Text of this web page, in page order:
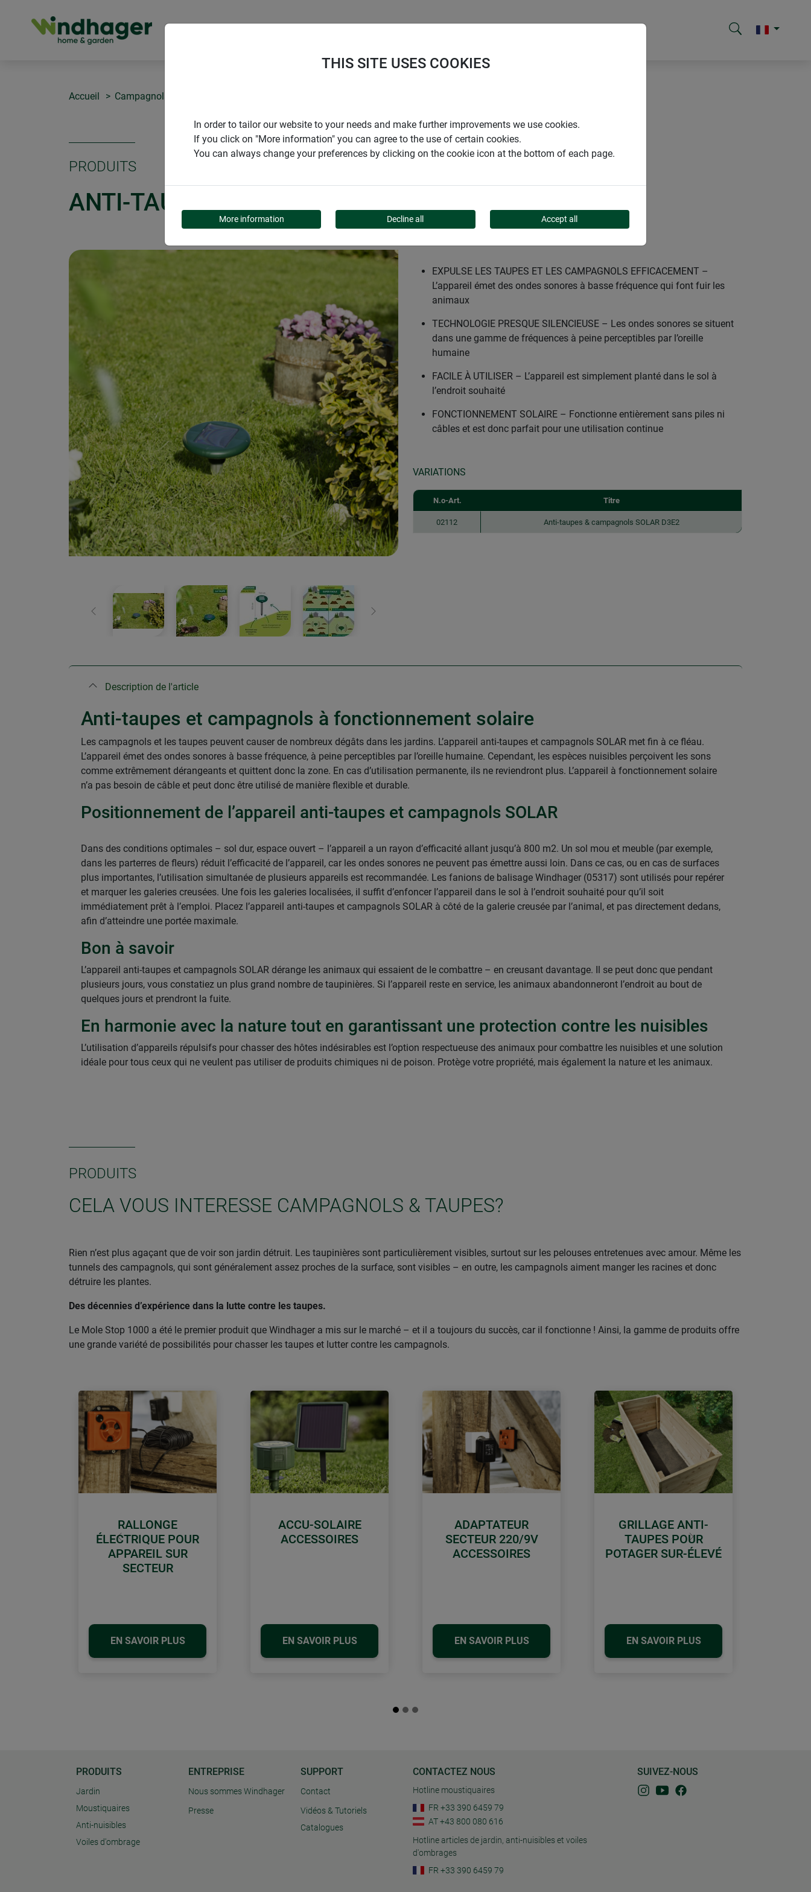
Accueil Campagnols & taupes
PRODUITS
ANTI-TAUPES & CAMPAGNOLS SOLAR
retour Continuer
EXPULSE LES TAUPES ET LES CAMPAGNOLS EFFICACEMENT –
L’appareil émet des ondes sonores à basse fréquence qui font fuir les
animaux
TECHNOLOGIE PRESQUE SILENCIEUSE – Les ondes sonores se situent
dans une gamme de fréquences à peine perceptibles par l’oreille
humaine
FACILE À UTILISER – L’appareil est simplement planté dans le sol à
l’endroit souhaité
FONCTIONNEMENT SOLAIRE – Fonctionne entièrement sans piles ni
câbles et est donc parfait pour une utilisation continue
VARIATIONS
N.o-Art. Titre
02112 Anti-taupes & campagnols SOLAR D3E2
Description de l'article
Anti-taupes et campagnols à fonctionnement solaire
Les campagnols et les taupes peuvent causer de nombreux dégâts dans les jardins. L’appareil anti-taupes et campagnols SOLAR met fin à ce fléau.
L’appareil émet des ondes sonores à basse fréquence, à peine perceptibles par l’oreille humaine. Cependant, les espèces nuisibles perçoivent les sons
comme extrêmement dérangeants et quittent donc la zone. En cas d’utilisation permanente, ils ne reviendront plus. L’appareil à fonctionnement solaire
n’a pas besoin de câble et peut donc être utilisé de manière flexible et durable.
Positionnement de l’appareil anti-taupes et campagnols SOLAR
Dans des conditions optimales – sol dur, espace ouvert – l’appareil a un rayon d’efficacité allant jusqu’à 800 m2. Un sol mou et meuble (par exemple,
dans les parterres de fleurs) réduit l’efficacité de l’appareil, car les ondes sonores ne peuvent pas émettre aussi loin. Dans ce cas, ou en cas de surfaces
plus importantes, l’utilisation simultanée de plusieurs appareils est recommandée. Les fanions de balisage Windhager (05317) sont utilisés pour repérer
et marquer les galeries creusées. Une fois les galeries localisées, il suffit d’enfoncer l’appareil dans le sol à l’endroit souhaité pour qu’il soit
immédiatement prêt à l’emploi. Placez l’appareil anti-taupes et campagnols SOLAR à côté de la galerie creusée par l’animal, et pas directement dedans,
afin d’atteindre une portée maximale.
Bon à savoir
L’appareil anti-taupes et campagnols SOLAR dérange les animaux qui essaient de le combattre – en creusant davantage. Il se peut donc que pendant
plusieurs jours, vous constatiez un plus grand nombre de taupinières. Si l’appareil reste en service, les animaux abandonneront l’endroit au bout de
quelques jours et prendront la fuite.
En harmonie avec la nature tout en garantissant une protection contre les nuisibles
L’utilisation d’appareils répulsifs pour chasser des hôtes indésirables est l’option respectueuse des animaux pour combattre les nuisibles et une solution
idéale pour tous ceux qui ne veulent pas utiliser de produits chimiques ni de poison. Protège votre propriété, mais également la nature et les animaux.
PRODUITS
CELA VOUS INTERESSE CAMPAGNOLS & TAUPES?
Rien n’est plus agaçant que de voir son jardin détruit. Les taupinières sont particulièrement visibles, surtout sur les pelouses entretenues avec amour. Même les
tunnels des campagnols, qui sont généralement assez proches de la surface, sont visibles – en outre, les campagnols aiment manger les racines et donc
détruire les plantes.
Des décennies d’expérience dans la lutte contre les taupes.
Le Mole Stop 1000 a été le premier produit que Windhager a mis sur le marché – et il a toujours du succès, car il fonctionne ! Ainsi, la gamme de produits offre
une grande variété de possibilités pour chasser les taupes et lutter contre les campagnols.
RALLONGE
ÉLECTRIQUE POUR
APPAREIL SUR
SECTEUR
EN SAVOIR PLUS
ACCU-SOLAIRE
ACCESSOIRES
EN SAVOIR PLUS
ADAPTATEUR
SECTEUR 220/9V
ACCESSOIRES
EN SAVOIR PLUS
GRILLAGE ANTI-
TAUPES POUR
POTAGER SUR-ÉLEVÉ
EN SAVOIR PLUS
retour Continuer
PRODUITS
Jardin
Moustiquaires
Anti-nuisibles
Voiles d'ombrage
ENTREPRISE
Nous sommes Windhager
Presse
SUPPORT
Contact
Vidéos & Tutoriels
Catalogues
CONTACTEZ NOUS
Hotline moustiquaires
FR +33 390 6459 79
AT +43 800 080 616
Hotline articles de jardin, anti-nuisibles et voiles
d'ombrages
FR +33 390 6459 79
SUIVEZ-NOUS
THIS SITE USES COOKIES
In order to tailor our website to your needs and make further improvements we use cookies.
If you click on "More information" you can agree to the use of certain cookies.
You can always change your preferences by clicking on the cookie icon at the bottom of each page.
More information Decline all Accept all